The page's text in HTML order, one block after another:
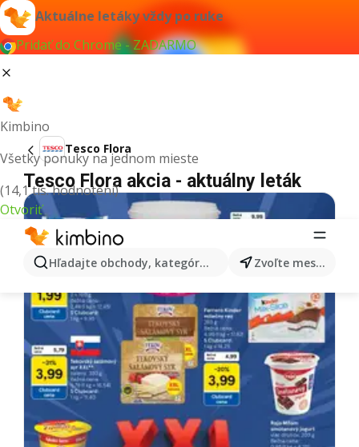
Aktuálne letáky vždy po ruke
Pridať do Chrome - ZADARMO
Kimbino
Všetky ponuky na jednom mieste
(14,1 tis. hodnotení)
Otvoriť
Hľadajte obchody, kategórie, produkty... Zvoľte mesto
Tesco Flora
Tesco Flora akcia - aktuálny leták